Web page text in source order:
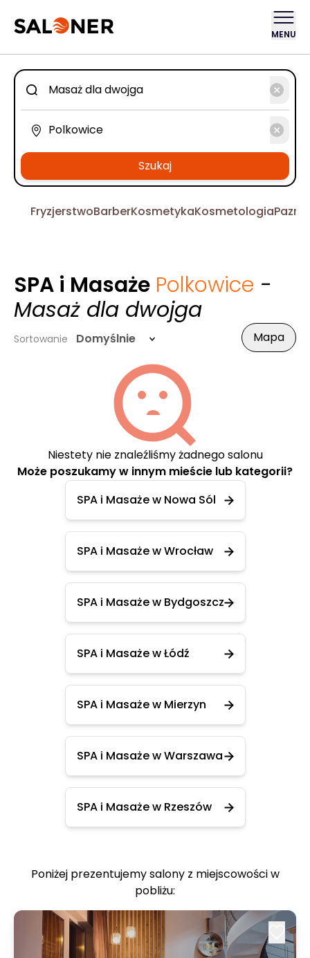
MENU
Szukaj
FryzjerstwoBarberKosmetykaKosmetologia
SPA i Masaże Polkowice -
Masaż dla dwojga
Sortowanie Domyślnie Mapa
Niestety nie znaleźliśmy żadnego salonu
Może poszukamy w innym mieście lub kategorii?
SPA i Masaże w Nowa Sól
SPA i Masaże w Wrocław
SPA i Masaże w Bydgoszcz
SPA i Masaże w Łódź
SPA i Masaże w Mierzyn
SPA i Masaże w Warszawa
SPA i Masaże w Rzeszów
Poniżej prezentujemy salony z miejscowości w
pobliżu: